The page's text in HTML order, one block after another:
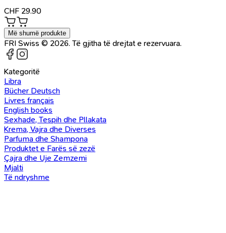
CHF 29.90
Më shumë produkte
FRI Swiss © 2026. Të gjitha të drejtat e rezervuara.
Kategoritë
Libra
Bücher Deutsch
Livres français
English books
Sexhade, Tespih dhe Pllakata
Krema, Vajra dhe Diverses
Parfuma dhe Shampona
Produktet e Farës së zezë
Çajra dhe Uje Zemzemi
Mjalti
Të ndryshme